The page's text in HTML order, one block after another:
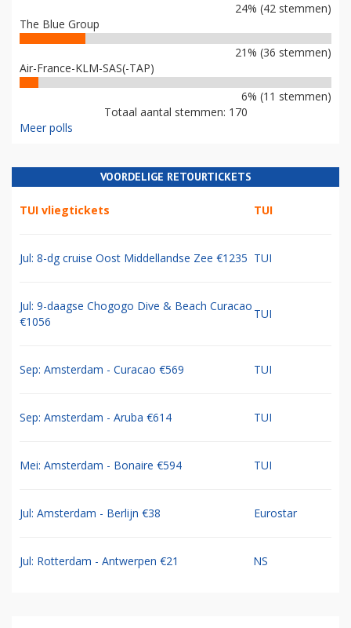
24% (42 stemmen)
The Blue Group
21% (36 stemmen)
Air-France-KLM-SAS(-TAP)
6% (11 stemmen)
Totaal aantal stemmen: 170
Meer polls
VOORDELIGE RETOURTICKETS
TUI vliegtickets TUI
Jul: 8-dg cruise Oost Middellandse Zee €1235 TUI
Jul: 9-daagse Chogogo Dive & Beach Curacao
€1056
TUI
Sep: Amsterdam - Curacao €569 TUI
Sep: Amsterdam - Aruba €614 TUI
Mei: Amsterdam - Bonaire €594 TUI
Jul: Amsterdam - Berlijn €38 Eurostar
Jul: Rotterdam - Antwerpen €21 NS